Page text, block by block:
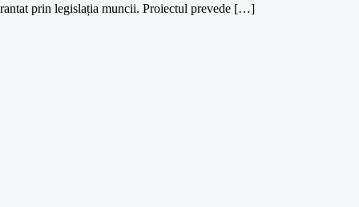
prin legislația muncii. Proiectul prevede […]